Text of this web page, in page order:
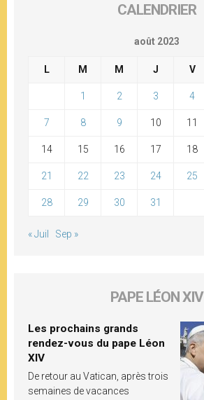
CALENDRIER
août 2023
L M M J V
1 2 3 4
7 8 9 10 11
14 15 16 17 18
21 22 23 24 25
28 29 30 31
« Juil Sep »
PAPE LÉON XIV
Les prochains grands
rendez-vous du pape Léon
XIV
De retour au Vatican, après trois
semaines de vacances